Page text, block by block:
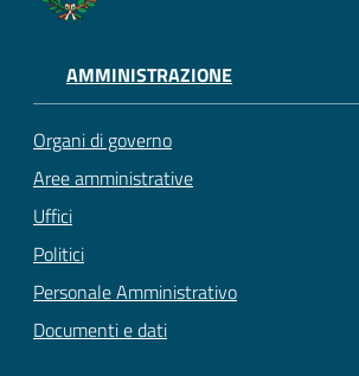
AMMINISTRAZIONE
Organi di governo
Aree amministrative
Uffici
Politici
Personale Amministrativo
Documenti e dati